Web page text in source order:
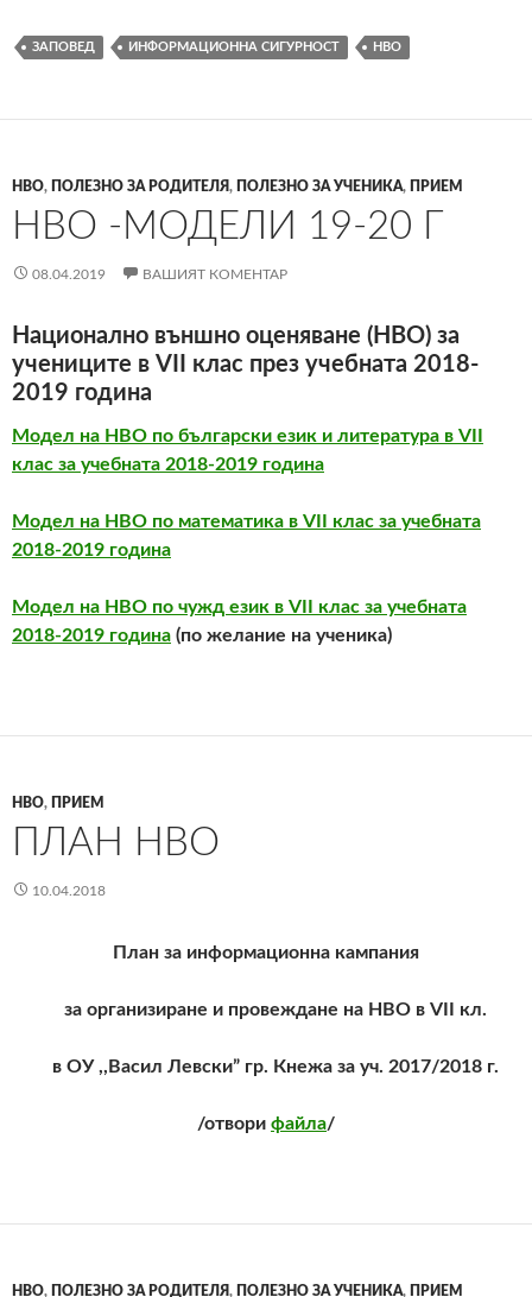
ЗАПОВЕД ИНФОРМАЦИОННА СИГУРНОСТ НВО
НВО, ПОЛЕЗНО ЗА РОДИТЕЛЯ, ПОЛЕЗНО ЗА УЧЕНИКА, ПРИЕМ
НВО -МОДЕЛИ 19-20 Г
08.04.2019 ВАШИЯТ КОМЕНТАР
Национално външно оценяване (НВО) за
учениците в VII клас през учебната 2018-
2019 година
Модел на НВО по български език и литература в VII
клас за учебната 2018-2019 година
Модел на НВО по математика в VII клас за учебната
2018-2019 година
Mодел на НВО по чужд език в VII клас за учебната
2018-2019 година (по желание на ученика)
НВО, ПРИЕМ
ПЛАН НВО
10.04.2018
План за информационна кампания
за организиране и провеждане на НВО в VII кл.
в ОУ ,,Васил Левски” гр. Кнежа за уч. 2017/2018 г.
/отвори файла/
НВО, ПОЛЕЗНО ЗА РОДИТЕЛЯ, ПОЛЕЗНО ЗА УЧЕНИКА, ПРИЕМ